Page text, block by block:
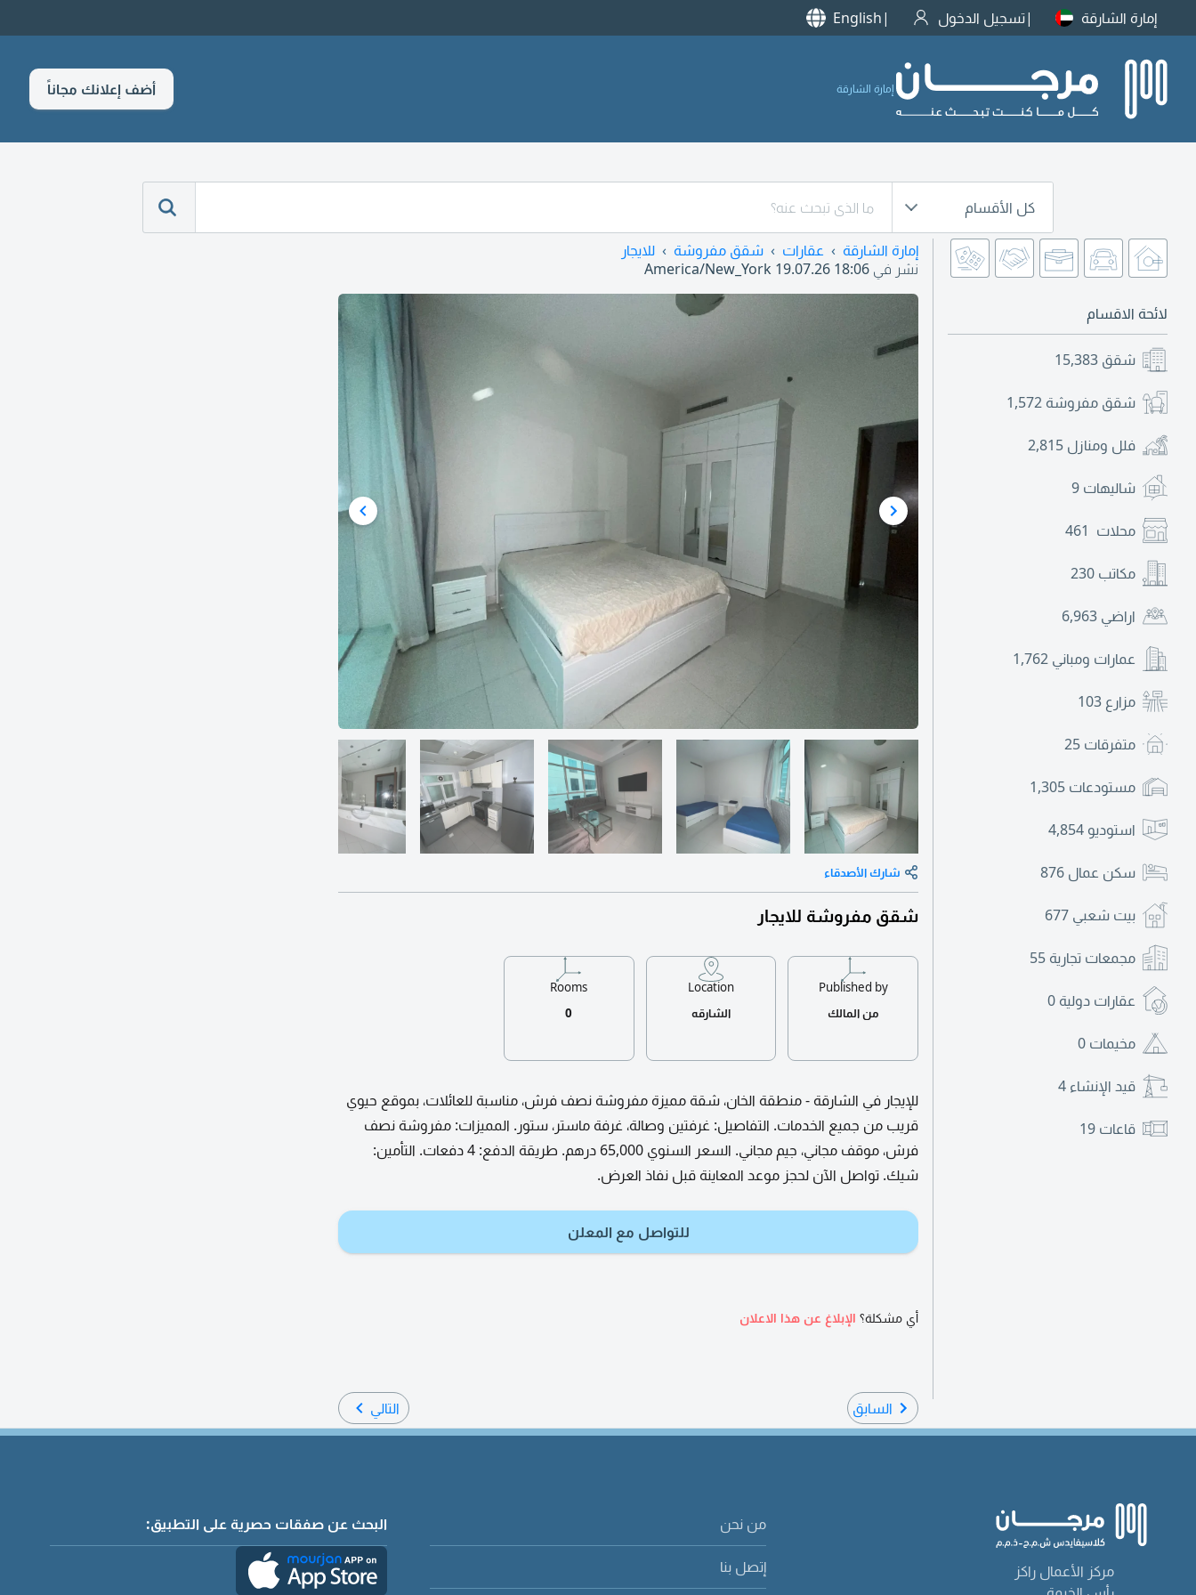
إمارة الشارقة تسجيل الدخول English
إمارة الشارقة أضف إعلانك مجاناً
كل الأقسام
لائحة الاقسام
شقق 15,383
شقق مفروشة 1,572
فلل ومنازل 2,815
شاليهات 9
محلات 461
مكاتب 230
اراضي 6,963
عمارات ومباني 1,762
مزارع 103
متفرقات 25
مستودعات 1,305
استوديو 4,854
سكن عمال 876
بيت شعبي 677
مجمعات تجارية 55
عقارات دولية 0
مخيمات 0
قيد الإنشاء 4
قاعات 19
إمارة الشارقة عقارات شقق مفروشة
للايجار
نشر في 19.07.26 18:06
شارك الأصدقاء
شقق مفروشة للايجار
Published by
من المالك
Location
الشارقه
Rooms
0
للإيجار في الشارقة - منطقة الخان، شقة مميزة مفروشة نصف فرش، مناسبة للعائلات، بموقع حيوي
قريب من جميع الخدمات. التفاصيل: غرفتين وصالة، غرفة ماستر، ستور. المميزات: مفروشة نصف
فرش، موقف مجاني، جيم مجاني. السعر السنوي 65,000 درهم. طريقة الدفع: 4 دفعات. التأمين:
شيك. تواصل الآن لحجز موعد المعاينة قبل نفاذ العرض.
للتواصل مع المعلن
أي مشكلة؟ الإبلاغ عن هذا الاعلان
السابق التالي
مركز الأعمال راكز
من نحن
إتصل بنا
البحث عن صفقات حصرية على التطبيق: